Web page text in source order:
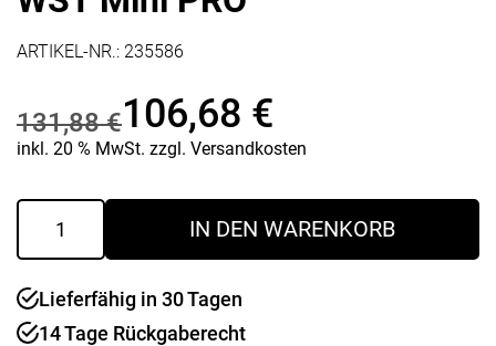
ARTIKEL-NR.: 235586
131,88€
Ursprünglicher
Preis
war:
131,88 €
106,68 €
Aktueller
Preis
ist:
106,68 €.
inkl. 20 % MwSt. zzgl. Versandkosten
Druckluftwinkelstabschleifer
WST
Mini
Menge
IN DEN WARENKORB
Lieferfähig in 30 Tagen
14 Tage Rückgaberecht